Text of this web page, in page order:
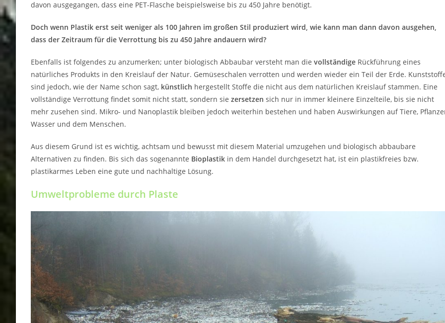
davon ausgegangen, dass eine PET-Flasche beispielsweise bis zu 450 Jahre benötigt.
Doch wenn Plastik erst seit weniger als 100 Jahren im großen Stil produziert wird, wie kann man dann davon ausgehen,
dass der Zeitraum für die Verrottung bis zu 450 Jahre andauern wird?
Ebenfalls ist folgendes zu anzumerken; unter biologisch Abbaubar versteht man die vollständige Rückführung eines
natürliches Produkts in den Kreislauf der Natur. Gemüseschalen verrotten und werden wieder ein Teil der Erde.
sind jedoch, wie der Name schon sagt, künstlich hergestellt Stoffe die nicht aus dem natürlichen Kreislauf stammen. Eine
vollständige Verrottung findet somit nicht statt, sondern sie zersetzen sich nur in immer kleinere Einzelteile, bis sie nicht
mehr zusehen sind. Mikro- und Nanoplastik bleiben jedoch weiterhin bestehen und haben Auswirkungen auf Tiere,
Wasser und dem Menschen.
Aus diesem Grund ist es wichtig, achtsam und bewusst mit diesem Material umzugehen und biologisch abbaubare
Alternativen zu finden. Bis sich das sogenannte Bioplastik in dem Handel durchgesetzt hat, ist ein plastikfreies bzw.
plastikarmes Leben eine gute und nachhaltige Lösung.
Umweltprobleme durch Plaste